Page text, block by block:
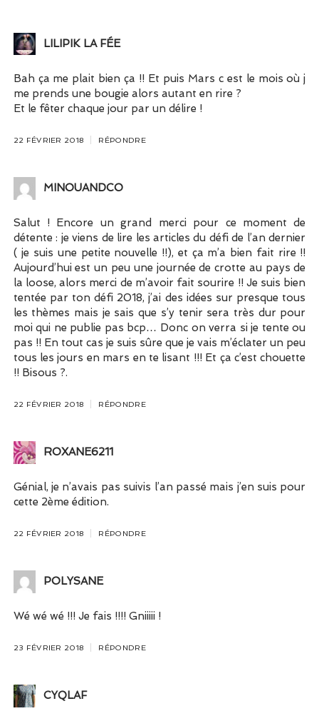
LILIPIK LA FÉE
Bah ça me plait bien ça !! Et puis Mars c est le mois où j
me prends une bougie alors autant en rire ?
Et le fêter chaque jour par un délire !
22 FÉVRIER 2018 RÉPONDRE
MINOUANDCO
Salut ! Encore un grand merci pour ce moment de
détente : je viens de lire les articles du défi de l’an dernier
( je suis une petite nouvelle !!), et ça m’a bien fait rire !!
Aujourd’hui est un peu une journée de crotte au pays de
la loose, alors merci de m’avoir fait sourire !! Je suis bien
tentée par ton défi 2018, j’ai des idées sur presque tous
les thèmes mais je sais que s’y tenir sera très dur pour
moi qui ne publie pas bcp… Donc on verra si je tente ou
pas !! En tout cas je suis sûre que je vais m’éclater un peu
tous les jours en mars en te lisant !!! Et ça c’est chouette
!! Bisous ?.
22 FÉVRIER 2018 RÉPONDRE
ROXANE6211
Génial, je n’avais pas suivis l’an passé mais j’en suis pour
cette 2ème édition.
22 FÉVRIER 2018 RÉPONDRE
POLYSANE
Wé wé wé !!! Je fais !!!! Gniiiii !
23 FÉVRIER 2018 RÉPONDRE
CYQLAF